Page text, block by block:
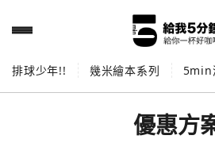
排球少年!! 幾米繪本系列 5min
優惠方